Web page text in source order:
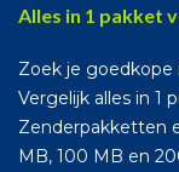
Alles in 1 pakket
Zoek je goedkope
Vergelijk alles in 1
Zenderpakketten
MB, 100 MB en